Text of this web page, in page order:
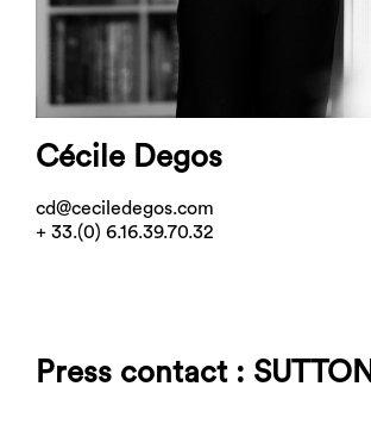
Cécile Degos
cd@ceciledegos.com
+ 33.(0) 6.16.39.70.32
Press contact : SUTTON